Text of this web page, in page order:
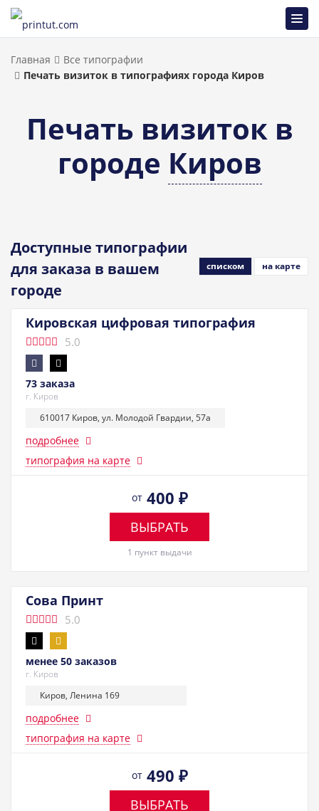
Главная
Все типографии
Печать визиток в типографиях города Киров
Печать визиток в
городе Киров
Доступные типографии
для заказа в вашем
городе
списком на карте
Кировская цифровая типография
5.0
73 заказа
г. Киров
610017 Киров, ул. Молодой Гвардии, 57а
подробнее
типография на карте
от 400 ₽
ВЫБРАТЬ
1 пункт выдачи
Сова Принт
5.0
менее 50 заказов
г. Киров
Киров, Ленина 169
подробнее
типография на карте
от 490 ₽
ВЫБРАТЬ